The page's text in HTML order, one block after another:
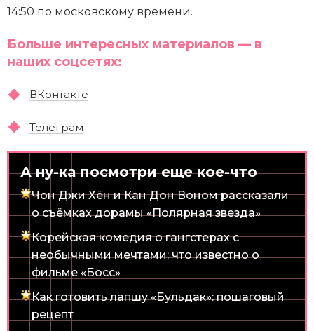
14:50 по московскому времени.
Больше интересных материалов — в
наших соцсетях:
ВКонтакте
Телеграм
А ну-ка посмотри еще кое-что
Чон Джи Хён и Кан Дон Воном рассказали
о съёмках дорамы «Полярная звезда»
Корейская комедия о гангстерах с
необычными мечтами: что известно о
фильме «Босс»
Как готовить лапшу «Бульдак»: пошаговый
рецепт